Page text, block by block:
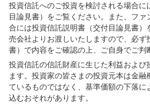
投資信託へのご投資を検討される場合
目論見書）をご覧ください。また、フ
合には投資信託説明書（交付目論見書）
売会社よりお渡しいたしますので、必ず
書）で内容をご確認の上、ご自身でご判
投資信託の信託財産に生じた利益および
ます。投資家の皆さまの投資元本は金
ているものではなく、基準価額の下落に
込むおそれがあります。